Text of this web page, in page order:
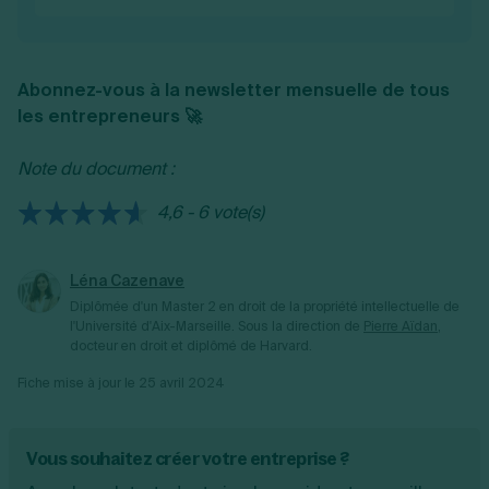
supplémentaires sur certains postes de
dépenses ou de recettes.
certaines prestations de services, tandis que
lesBIC(Bénéfices Industriels et
commerciales, artisanales, industrielles et
Abonnez-vous à la newsletter mensuelle de tous
les entrepreneurs 🚀
Note du document :
4,6 - 6 vote(s)
Léna Cazenave
Vous souhaitez créer votre entreprise ?